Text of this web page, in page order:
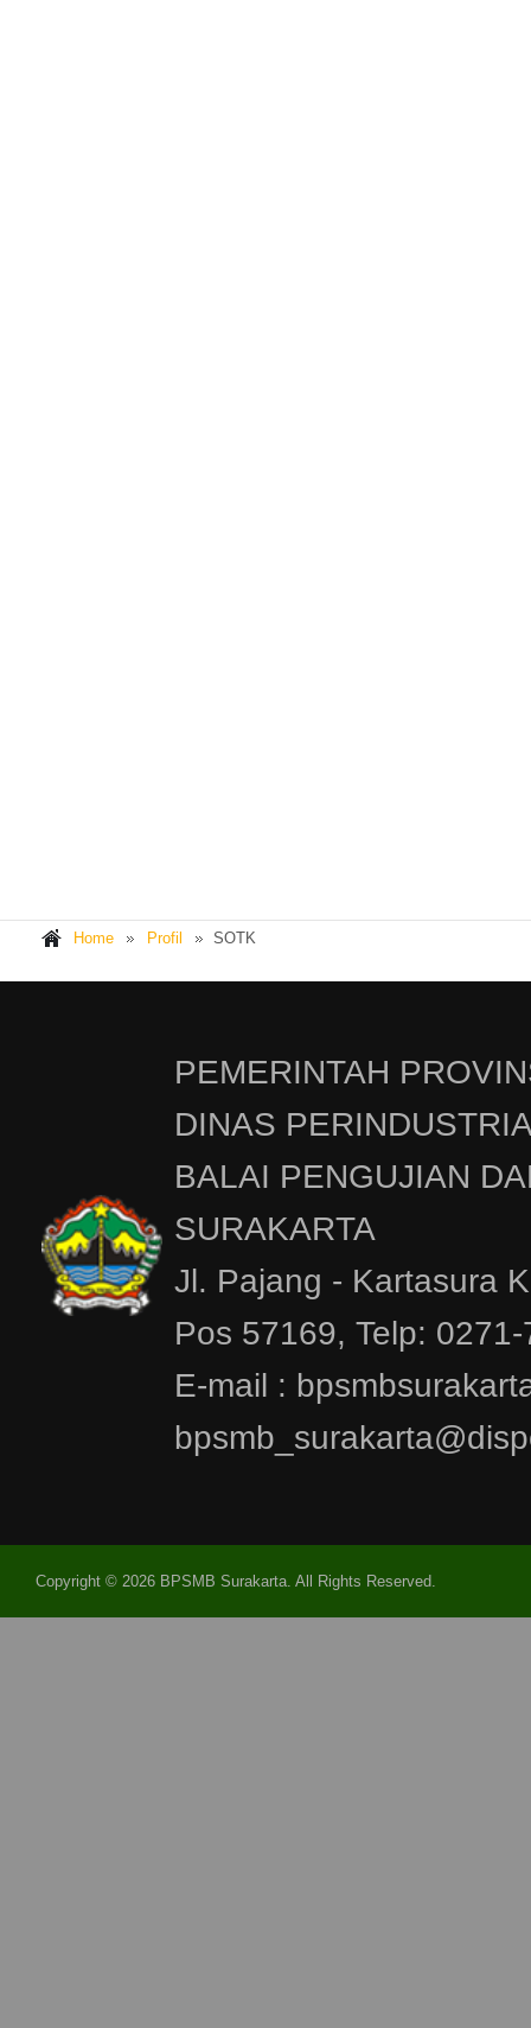
Home Profil SOTK
PEMERINTAH
DINAS
BALAI PENGUJIAN
SURAKARTA
Jl. Pajang - Kartasura
Pos 57169, Telp:
E-mail :
Copyright © 2026 BPSMB Surakarta. All Rights Reserved.